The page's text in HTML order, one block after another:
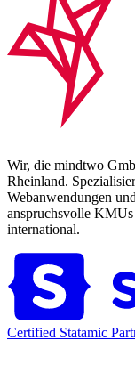
Wir, die mindtwo
Rheinland.
Webanwendungen
anspruchsvolle
international.
Certified Statamic